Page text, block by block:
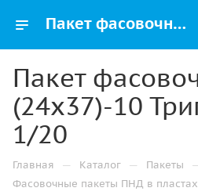
Пакет фасовочный ПНД (24х37)-10 Тригон (5х100) 1/20 купить в Ижевске с доставкой оптом и в розницу
Пакет
(24х37)-10
1/20
Главная — Каталог — Пакеты
Фасовочные пакеты ПНД в пластах